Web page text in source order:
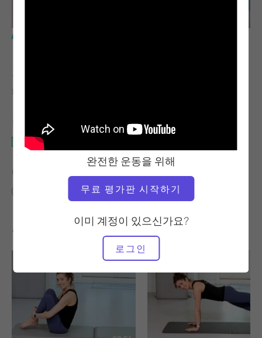
완전한 운동을 위해
무료 평가판 시작하기
이미 계정이 있으신가요?
로그인
캐리 루소
필요한 장비
운다 의자
다음에 대한 유사한 클래스 찾기
60분 이상 운다 의자
좋아할 만한 다른 운동